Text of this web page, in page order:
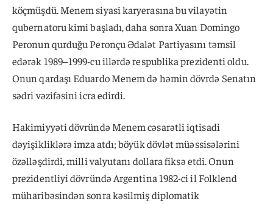
köçmüşdü. Menem siyasi karyerasına bu vilayətin
qubernatoru kimi başladı, daha sonra Xuan Domingo
Peronun qurduğu Peronçu Ədalət Partiyasını təmsil
edərək 1989–1999-cu illərdə respublika prezidenti oldu.
Onun qardaşı Eduardo Menem də həmin dövrdə Senatın
sədri vəzifəsini icra edirdi.
Hakimiyyəti dövründə Menem cəsarətli iqtisadi
dəyişikliklərə imza atdı; böyük dövlət müəssisələrini
özəlləşdirdi, milli valyutanı dollara fiksə etdi. Onun
prezidentliyi dövründə Argentina 1982-ci il Folklend
müharibəsindən sonra kəsilmiş diplomatik